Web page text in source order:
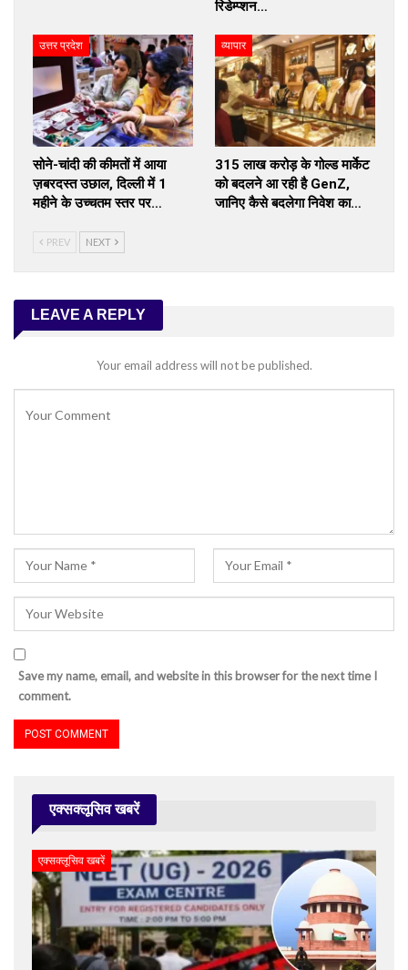
रिडेम्प्शन…
उत्तर प्रदेश
सोने-चांदी की कीमतों में आया
ज़बरदस्त उछाल, दिल्ली में 1
महीने के उच्चतम स्तर पर…
व्यापार
₹315 लाख करोड़ के गोल्ड मार्केट
को बदलने आ रही है GenZ,
जानिए कैसे बदलेगा निवेश का…
PREV NEXT
LEAVE A REPLY
Your email address will not be published.
Save my name, email, and website in this browser for the next time I
comment.
एक्सक्लूसिव खबरें
एक्सक्लूसिव खबरें